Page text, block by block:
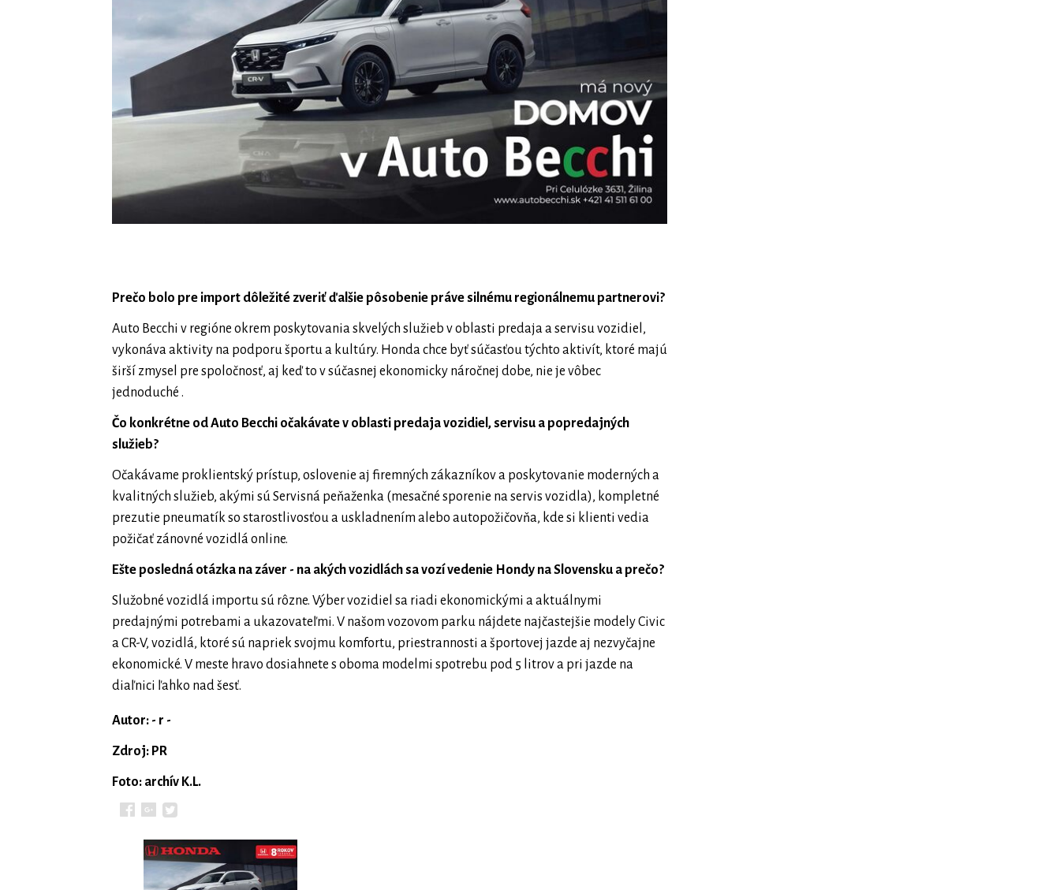
Prečo bolo pre import dôležité zveriť ďalšie pôsobenie práve silnému regionálnemu partnerovi?
Auto Becchi v regióne okrem poskytovania skvelých služieb v oblasti predaja a servisu vozidiel,
vykonáva aktivity na podporu športu a kultúry. Honda chce byť súčasťou týchto aktivít, ktoré majú
širší zmysel pre spoločnosť, aj keď to v súčasnej ekonomicky náročnej dobe, nie je vôbec
jednoduché .
Čo konkrétne od Auto Becchi očakávate v oblasti predaja vozidiel, servisu a popredajných
služieb?
Očakávame proklientský prístup, oslovenie aj firemných zákazníkov a poskytovanie moderných a
kvalitných služieb, akými sú Servisná peňaženka (mesačné sporenie na servis vozidla), kompletné
prezutie pneumatík so starostlivosťou a uskladnením alebo autopožičovňa, kde si klienti vedia
požičať zánovné vozidlá online.
Ešte posledná otázka na záver - na akých vozidlách sa vozí vedenie Hondy na Slovensku a prečo?
Služobné vozidlá importu sú rôzne. Výber vozidiel sa riadi ekonomickými a aktuálnymi
predajnými potrebami a ukazovateľmi. V našom vozovom parku nájdete najčastejšie modely Civic
a CR-V, vozidlá, ktoré sú napriek svojmu komfortu, priestrannosti a športovej jazde aj nezvyčajne
ekonomické. V meste hravo dosiahnete s oboma modelmi spotrebu pod 5 litrov a pri jazde na
diaľnici ľahko nad šesť.
Autor: - r -
Zdroj: PR
Foto: archív K.L.